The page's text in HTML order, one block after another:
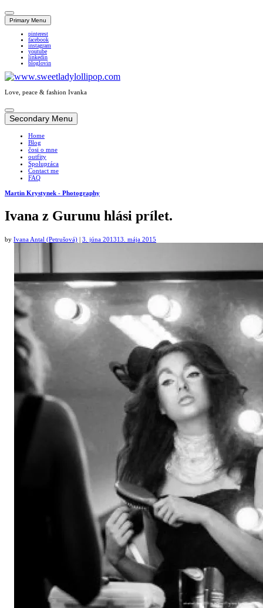
Primary Menu
pinterest
facebook
instagram
youtube
linkedin
bloglovin
Love, peace & fashion Ivanka
Skip
to
content
Secondary Menu
Home
Blog
čosi o mne
outfity
Spolupráca
Contact me
FAQ
Martin Krystynek - Photography
Ivana z Gurunu hlási prílet.
by Ivana Antal (Petrušová) 3. júna 201313. mája 2015